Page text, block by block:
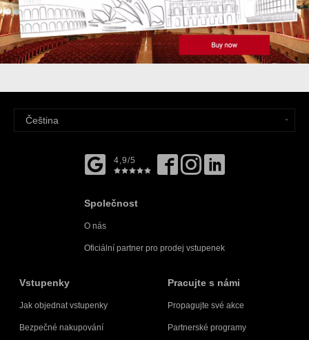
4,9/5
Společnost
O nás
Oficiální partner pro prodej vstupenek
Vstupenky
Jak objednat vstupenky
Bezpečné nakupování
Pracujte s námi
Propagujte své akce
Partnerské programy